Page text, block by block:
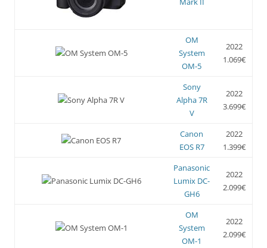
OM
System
OM-5
2022
1.069€
Sony
Alpha 7R
V
2022
3.699€
Canon
EOS R7
2022
1.399€
Panasonic
Lumix DC-
GH6
2022
2.099€
OM
System
OM-1
2022
2.099€